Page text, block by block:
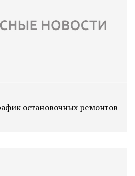
остановочных ремонтов